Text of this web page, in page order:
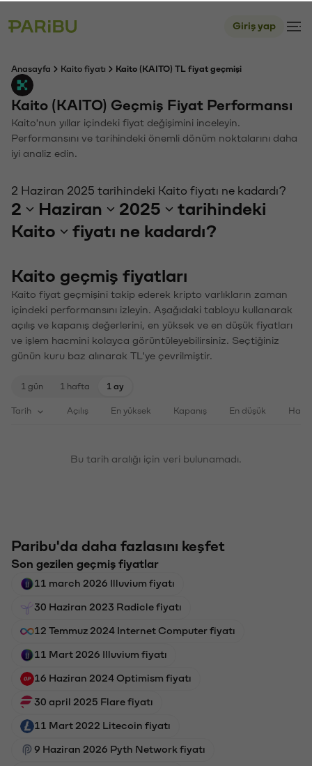
Giriş yap
Anasayfa Kaito fiyatı Kaito (KAITO) TL fiyat geçmişi
Kaito (KAITO) Geçmiş Fiyat Performansı
Kaito'nun yıllar içindeki fiyat değişimini inceleyin.
Performansını ve tarihindeki önemli dönüm noktalarını daha
iyi analiz edin.
2 Haziran 2025 tarihindeki Kaito fiyatı ne kadardı?
2 Haziran 2025
tarihindeki
Kaito
fiyatı ne kadardı?
Kaito geçmiş fiyatları
Kaito fiyat geçmişini takip ederek kripto varlıkların zaman
içindeki performansını izleyin. Aşağıdaki tabloyu kullanarak
açılış ve kapanış değerlerini, en yüksek ve en düşük fiyatları
ve işlem hacmini kolayca görüntüleyebilirsiniz. Seçtiğiniz
günün kuru baz alınarak TL'ye çevrilmiştir.
1 gün 1 hafta 1 ay
Tarih Açılış En yüksek Kapanış En düşük
Bu tarih aralığı için veri bulunamadı.
Paribu'da daha fazlasını keşfet
Son gezilen geçmiş fiyatlar
11 march 2026 Illuvium fiyatı
30 Haziran 2023 Radicle fiyatı
12 Temmuz 2024 Internet Computer fiyatı
11 Mart 2026 Illuvium fiyatı
16 Haziran 2024 Optimism fiyatı
30 april 2025 Flare fiyatı
11 Mart 2022 Litecoin fiyatı
9 Haziran 2026 Pyth Network fiyatı